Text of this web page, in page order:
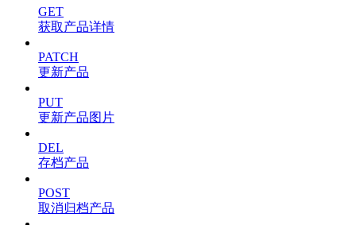
GET
获取产品详情
PATCH
更新产品
PUT
更新产品图片
DEL
存档产品
POST
取消归档产品